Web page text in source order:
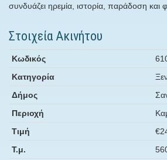
συνδυάζει ηρεμία, ιστορία, παράδοση και
Στοιχεία Ακινήτου
Κωδικός
Κατηγορία
Δήμος
Περιοχή
Τιμή
Τ.μ.